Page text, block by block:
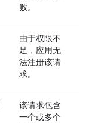
败。
由于权限不
足，应用无
法注册该请
求。
该请求包含
一个或多个